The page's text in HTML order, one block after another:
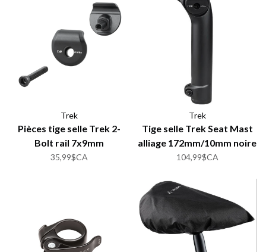
Trek
Pièces tige selle Trek 2-
Bolt rail 7x9mm
35,99$CA
Trek
Tige selle Trek Seat Mast
alliage 172mm/10mm noire
104,99$CA